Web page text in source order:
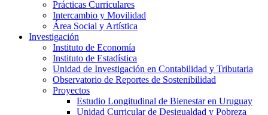
Prácticas Curriculares
Intercambio y Movilidad
Área Social y Artística
Investigación
Instituto de Economía
Instituto de Estadística
Unidad de Investigación en Contabilidad y Tributaria
Observatorio de Reportes de Sostenibilidad
Proyectos
Estudio Longitudinal de Bienestar en Uruguay
Unidad Curricular de Desigualdad y Pobreza